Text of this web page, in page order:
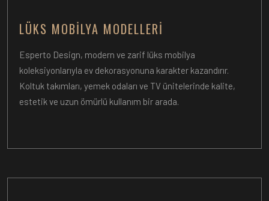
LÜKS MOBILYA MODELLERI
Esperto Design, modern ve zarif lüks mobilya
koleksiyonlarıyla ev dekorasyonuna karakter kazandırır.
Koltuk takımları, yemek odaları ve TV ünitelerinde kalite,
estetik ve uzun ömürlü kullanım bir arada.